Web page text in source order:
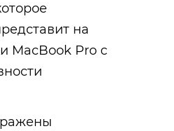
на
MacBook Pro с